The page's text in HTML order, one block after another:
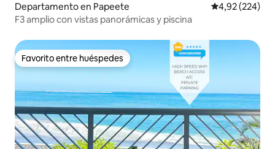
Departamento en Papeete Calificación
4,92 (224)
F3 amplio con vistas panorámicas y piscina
Favorito entre huéspedes
Favorito entre huéspedes